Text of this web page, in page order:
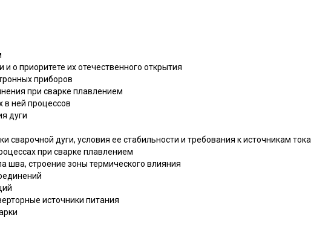
о приоритете их отечественного открытия
приборов
при сварке плавлением
в ней процессов
дуги
сварочной дуги, условия ее стабильности и требования к источникам тока
при сварке плавлением
шва, строение зоны термического влияния
источники питания